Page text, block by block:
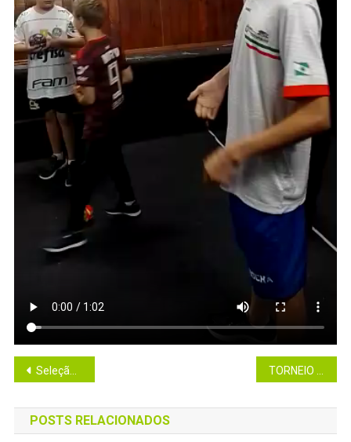
Navegação
de
Post
Seleção de Coronel Vivida de Bolão de casais é campeã do Estado do Paraná.
POSTS RELACIONADOS